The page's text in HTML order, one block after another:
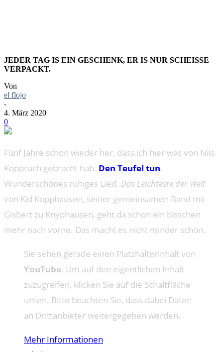
JEDER TAG IS EIN GESCHENK, ER IS NUR SCHEISSE V
ERPACKT.
Von
el flojo
-
4. März 2020
0
Fünf Jahre schon wieder her, dass ich hier was von Nils
Koppruch gebracht hab. Den Teufel tun.
Wunderschönes ruhiges Lied. Das Leichteste der Welt
von Kid Kopphausen, seiner gemeinsamen Band mit
Gisbert zu Knyphausen, geht da schon ein bisschen
mehr nach vorne. Das macht es nicht minder schön.
Sie sehen gerade einen Platzhalterinhalt von
YouTube. Um auf den eigentlichen Inhalt
zuzugreifen, klicken Sie auf die Schaltfläche
unten. Bitte beachten Sie, dass dabei Daten
an Drittanbieter weitergegeben werden.
Mehr Informationen